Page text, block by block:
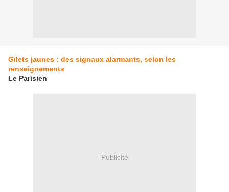
Gilets jaunes : des signaux alarmants, selon les
renseignements
Le Parisien
Publicité